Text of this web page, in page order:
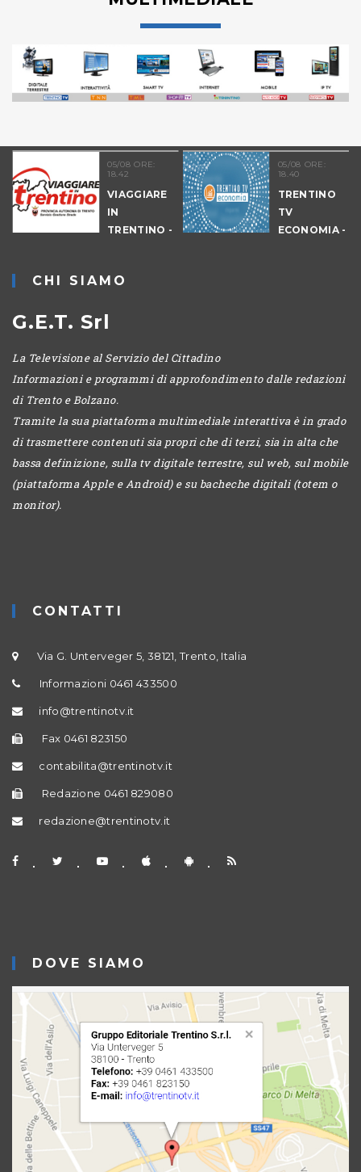
05/08 ORE:
18.42
VIAGGIARE
IN
TRENTINO -
05/08 ORE:
18.40
TRENTINO
TV
ECONOMIA -
CHI SIAMO
G.E.T. Srl
La Televisione al Servizio del Cittadino
Informazioni e programmi di approfondimento dalle redazioni
di Trento e Bolzano.
Tramite la sua piattaforma multimediale interattiva è in grado
di trasmettere contenuti sia propri che di terzi, sia in alta che
bassa definizione, sulla tv digitale terrestre, sul web, sul mobile
(piattaforma Apple e Android) e su bacheche digitali (totem o
monitor).
CONTATTI
Via G. Unterveger 5, 38121, Trento, Italia
Informazioni 0461 433500
info@trentinotv.it
Fax 0461 823150
contabilita@trentinotv.it
Redazione 0461 829080
redazione@trentinotv.it
DOVE SIAMO